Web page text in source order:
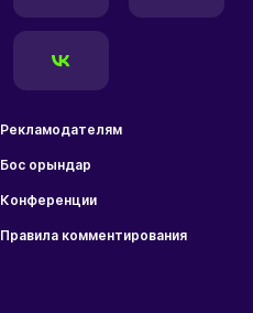
Рекламодателям
Бос орындар
Конференции
Правила комментирования